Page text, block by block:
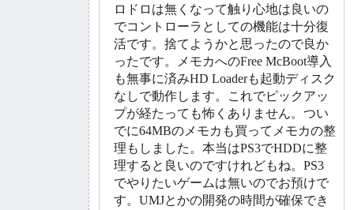
ロドロは無くなって触り心地は良いの
でコントローラとしての機能は十分復
活です。捨てようかと思ったので良か
ったです。メモカへのFree McBoot導入
も無事に済みHD Loaderも起動ディスク
なしで動作します。これでピックアッ
プが経たっても怖くありません。つい
でに64MBのメモカも買ってメモカの整
理もしました。本当はPS3でHDDに整
理すると良いのですけれどもね。PS3
でやりたいゲームは無いのでお預けで
す。UMJとかの開発の時間が確保でき